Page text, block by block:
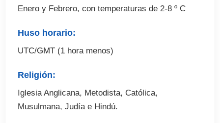
Enero y Febrero, con temperaturas de 2-8 º C
Huso horario:
UTC/GMT (1 hora menos)
Religión:
Iglesia Anglicana, Metodista, Católica,
Musulmana, Judía e Hindú.